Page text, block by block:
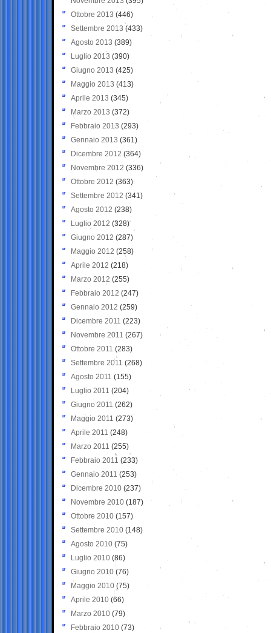
Ottobre 2013 (446)
Settembre 2013 (433)
Agosto 2013 (389)
Luglio 2013 (390)
Giugno 2013 (425)
Maggio 2013 (413)
Aprile 2013 (345)
Marzo 2013 (372)
Febbraio 2013 (293)
Gennaio 2013 (361)
Dicembre 2012 (364)
Novembre 2012 (336)
Ottobre 2012 (363)
Settembre 2012 (341)
Agosto 2012 (238)
Luglio 2012 (328)
Giugno 2012 (287)
Maggio 2012 (258)
Aprile 2012 (218)
Marzo 2012 (255)
Febbraio 2012 (247)
Gennaio 2012 (259)
Dicembre 2011 (223)
Novembre 2011 (267)
Ottobre 2011 (283)
Settembre 2011 (268)
Agosto 2011 (155)
Luglio 2011 (204)
Giugno 2011 (262)
Maggio 2011 (273)
Aprile 2011 (248)
Marzo 2011 (255)
Febbraio 2011 (233)
Gennaio 2011 (253)
Dicembre 2010 (237)
Novembre 2010 (187)
Ottobre 2010 (157)
Settembre 2010 (148)
Agosto 2010 (75)
Luglio 2010 (86)
Giugno 2010 (76)
Maggio 2010 (75)
Aprile 2010 (66)
Marzo 2010 (79)
Febbraio 2010 (73)